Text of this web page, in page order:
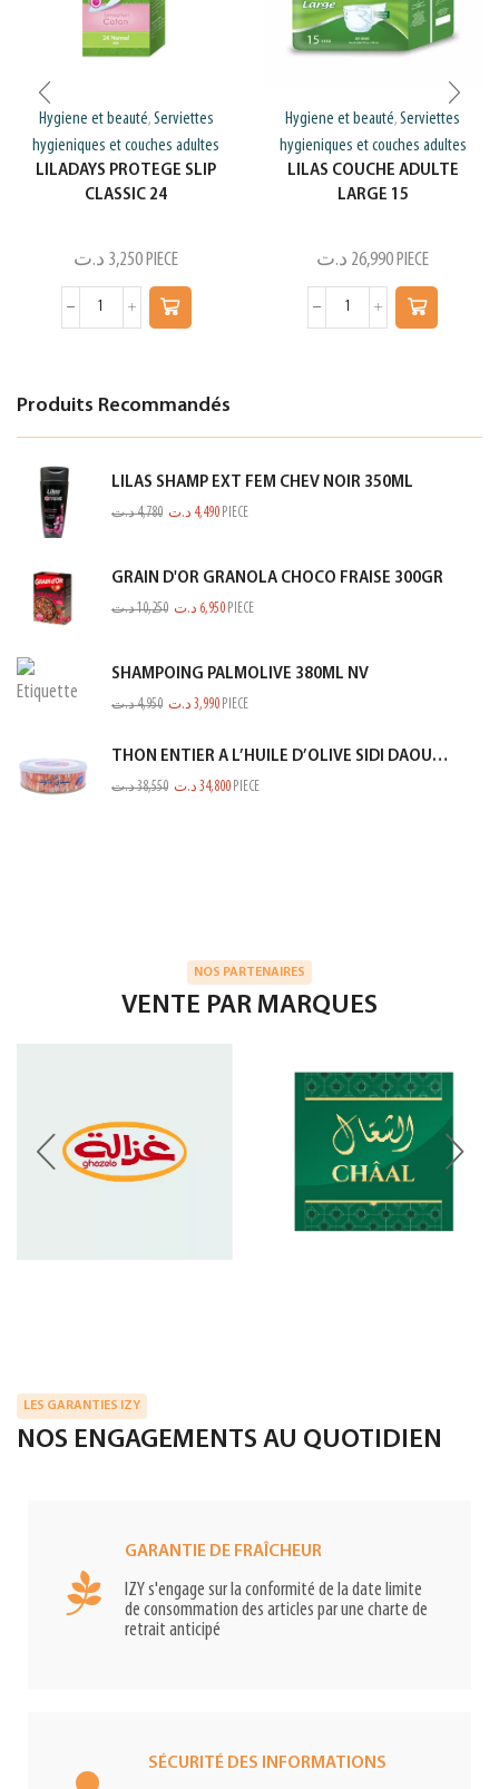
Hygiene et beauté, Serviettes
hygieniques et couches adultes
LILADAYS PROTEGE SLIP
CLASSIC 24
3,250 د.ت PIECE
Hygiene et beauté,Serviettes
hygieniques et couches adultes
LILAS COUCHE ADULTE
LARGE 15
26,990 د.ت PIECE
Produits Recommandés
LILAS SHAMP EXT FEM CHEV NOIR 350ML
4,780د.ت 4,490 د.ت PIECE
GRAIN D'OR GRANOLA CHOCO FRAISE 300GR
10,250د.ت 6,950 د.ت PIECE
SHAMPOING PALMOLIVE 380ML NV
4,950د.ت 3,990 د.ت PIECE
THON ENTIER A L’HUILE D’OLIVE SIDI DAOUD 950G
38,550د.ت 34,800 د.ت PIECE
NOS PARTENAIRES
VENTE PAR MARQUES
LES GARANTIES IZY
NOS ENGAGEMENTS AU QUOTIDIEN
GARANTIE DE FRAÎCHEUR
IZY s'engage sur la conformité de la date limite
de consommation des articles par une charte de
retrait anticipé
SÉCURITÉ DES INFORMATIONS